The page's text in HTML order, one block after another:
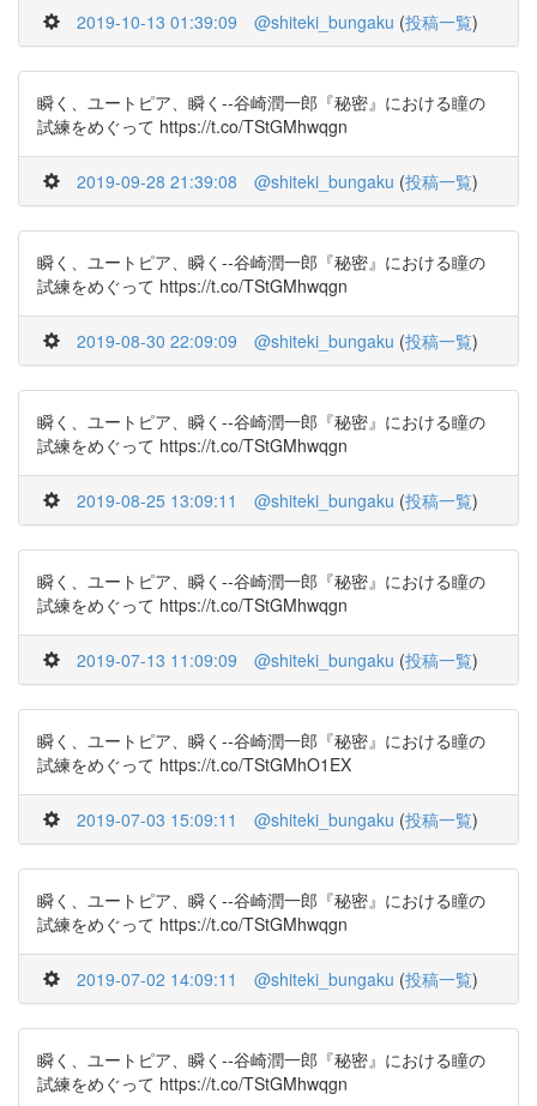
2019-10-13 01:39:09 @shiteki_bungaku (投稿一覧)
瞬く、ユートピア、瞬く--谷崎潤一郎『秘密』における瞳の
試練をめぐって https://t.co/TStGMhwqgn
2019-09-28 21:39:08 @shiteki_bungaku (投稿一覧)
瞬く、ユートピア、瞬く--谷崎潤一郎『秘密』における瞳の
試練をめぐって https://t.co/TStGMhwqgn
2019-08-30 22:09:09 @shiteki_bungaku (投稿一覧)
瞬く、ユートピア、瞬く--谷崎潤一郎『秘密』における瞳の
試練をめぐって https://t.co/TStGMhwqgn
2019-08-25 13:09:11 @shiteki_bungaku (投稿一覧)
瞬く、ユートピア、瞬く--谷崎潤一郎『秘密』における瞳の
試練をめぐって https://t.co/TStGMhwqgn
2019-07-13 11:09:09 @shiteki_bungaku (投稿一覧)
瞬く、ユートピア、瞬く--谷崎潤一郎『秘密』における瞳の
試練をめぐって https://t.co/TStGMhO1EX
2019-07-03 15:09:11 @shiteki_bungaku (投稿一覧)
瞬く、ユートピア、瞬く--谷崎潤一郎『秘密』における瞳の
試練をめぐって https://t.co/TStGMhwqgn
2019-07-02 14:09:11 @shiteki_bungaku (投稿一覧)
瞬く、ユートピア、瞬く--谷崎潤一郎『秘密』における瞳の
試練をめぐって https://t.co/TStGMhwqgn